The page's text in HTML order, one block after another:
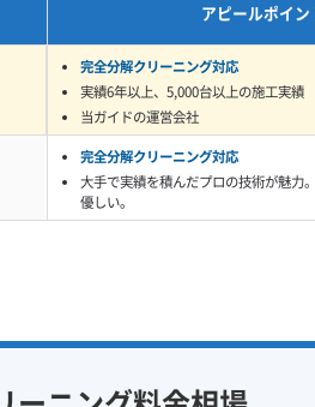
グをすると、汚れの上から蓋
出す原因になるため、特に注意
混ざった汚れ」は、見た目以上
わないと溶けないんです。特
気で活性化するイメージです。
アピールポイン
完全分解クリーニング対応
実績6年以上、5,000台以上の施工実績
当ガイドの運営会社
完全分解クリーニング対応
大手で実績を積んだプロの技術が魅力
優しい。